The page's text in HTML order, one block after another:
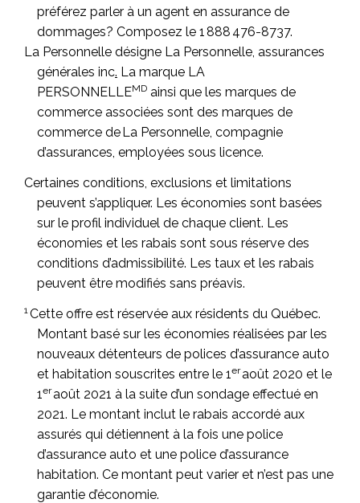
préférez parler à un agent en assurance de
dommages? Composez le 1 888 476-8737.
La Personnelle désigne La Personnelle, assurances
générales inc. La marque LA
PERSONNELLEMD ainsi que les marques de
commerce associées sont des marques de
commerce de La Personnelle, compagnie
d’assurances, employées sous licence.
Certaines conditions, exclusions et limitations
peuvent s’appliquer. Les économies sont basées
sur le profil individuel de chaque client. Les
économies et les rabais sont sous réserve des
conditions d’admissibilité. Les taux et les rabais
peuvent être modifiés sans préavis.
1 Cette offre est réservée aux résidents du Québec.
Montant basé sur les économies réalisées par les
nouveaux détenteurs de polices d’assurance auto
et habitation souscrites entre le 1 eraoût 2020 et le
1 eraoût 2021 à la suite d’un sondage effectué en
2021. Le montant inclut le rabais accordé aux
assurés qui détiennent à la fois une police
d’assurance auto et une police d’assurance
habitation. Ce montant peut varier et n’est pas une
garantie d’économie.